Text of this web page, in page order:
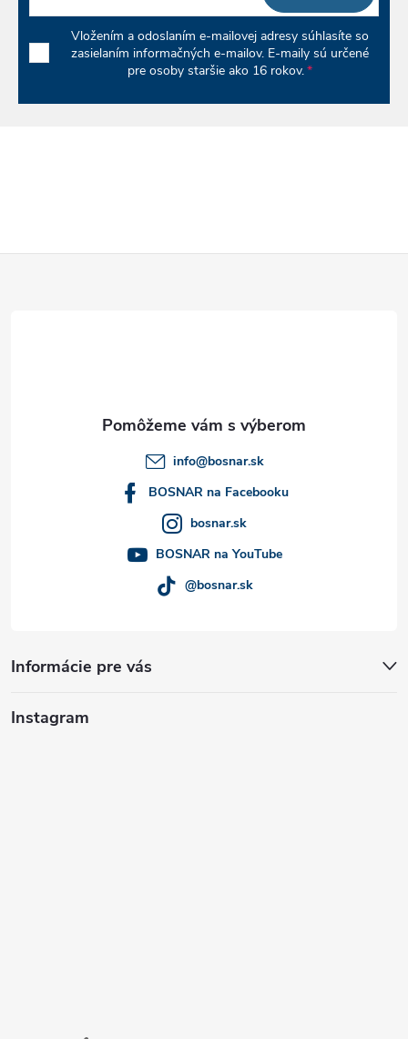
Vložením a odoslaním e-mailovej adresy súhlasíte so
zasielaním informačných e-mailov. E-maily sú určené
pre osoby staršie ako 16 rokov.
Informácie pre vás
info@bosnar.sk
BOSNAR na Facebooku
bosnar.sk
BOSNAR na YouTube
@bosnar.sk
Instagram